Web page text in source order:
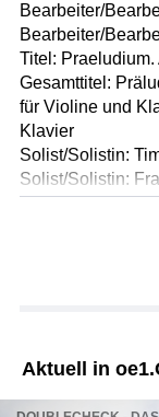
Bearbeiter/
Bearbeiter/
Titel: Praeludium.
Gesamttitel:
für Violine und
Klavier
Solist/Solistin:
Solist/Solistin:
Länge: 02:06 min
Komponist/
Länge: 03:37 min
Label: cpo
Aktuell in